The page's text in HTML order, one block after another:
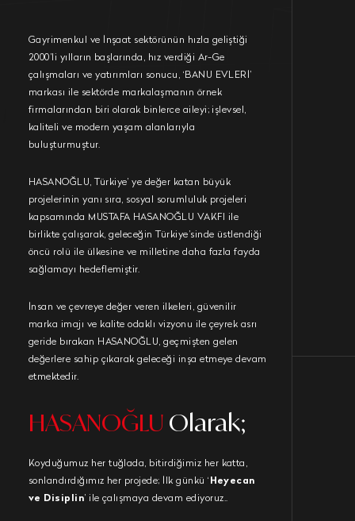
Gayrimenkul ve İnşaat sektörünün hızla geliştiği
2000’li yılların başlarında, hız verdiği Ar-Ge
çalışmaları ve yatırımları sonucu, ‘BANU EVLERİ’
markası ile sektörde markalaşmanın örnek
firmalarından biri olarak binlerce aileyi; işlevsel,
kaliteli ve modern yaşam alanlarıyla
buluşturmuştur.
HASANOĞLU, Türkiye’ ye değer katan büyük
projelerinin yanı sıra, sosyal sorumluluk projeleri
kapsamında MUSTAFA HASANOĞLU VAKFI ile
birlikte çalışarak, geleceğin Türkiye’sinde üstlendiği
öncü rolü ile ülkesine ve milletine daha fazla fayda
sağlamayı hedeflemiştir.
İnsan ve çevreye değer veren ilkeleri, güvenilir
marka imajı ve kalite odaklı vizyonu ile çeyrek asrı
geride bırakan HASANOĞLU, geçmişten gelen
değerlere sahip çıkarak geleceği inşa etmeye devam
etmektedir.
HASANOĞLU Olarak;
Koyduğumuz her tuğlada, bitirdiğimiz her katta,
sonlandırdığımız her projede; İlk günkü ‘ Heyecan
ve Disiplin’ ile çalışmaya devam ediyoruz..